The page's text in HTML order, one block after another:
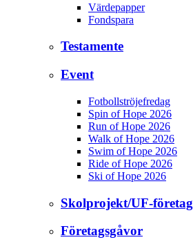
Värdepapper
Fondspara
Testamente
Event
Fotbollströjefredag
Spin of Hope 2026
Run of Hope 2026
Walk of Hope 2026
Swim of Hope 2026
Ride of Hope 2026
Ski of Hope 2026
Skolprojekt/UF-företag
Företagsgåvor